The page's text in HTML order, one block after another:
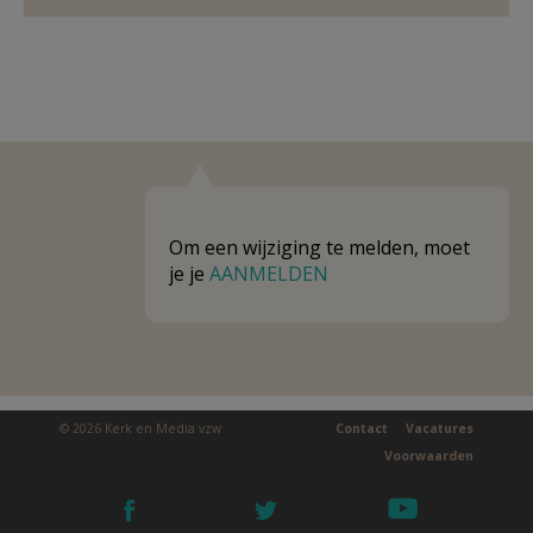
Om een wijziging te melden, moet
je je AANMELDEN
© 2026 Kerk en Media vzw Vacatures
Contact
Voorwaarden